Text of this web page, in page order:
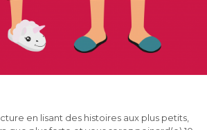
en lisant des histoires aux plus petits,